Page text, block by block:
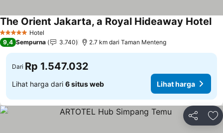
5 Bintang Hotel
The Orient Jakarta, a Royal Hideaway Hotel
9,4 Sempurna 3.740 2.7 km dari Taman Menteng
Dari Rp 1.547.032
Lihat harga dari 6 situs web Lihat harga
Bagikan